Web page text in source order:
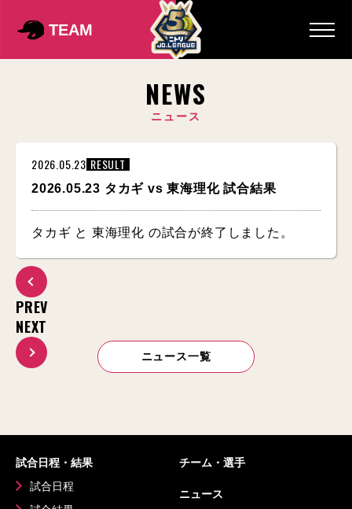
TEAM
NEWS
ニュース
2026.05.23 RESULT
2026.05.23 タカギ vs 東海理化 試合結果
タカギ と 東海理化 の試合が終了しました。
PREV
ニュース一覧
NEXT
試合日程・結果
試合日程
チーム・選手
ニュース